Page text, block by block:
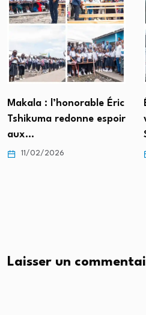
Makala : l’honorable Éric
Tshikuma redonne espoir
aux…
11/02/2026
Laisser un